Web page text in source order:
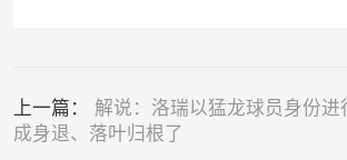
上一篇： 解说：洛瑞以猛龙球员身份进
成身退、落叶归根了